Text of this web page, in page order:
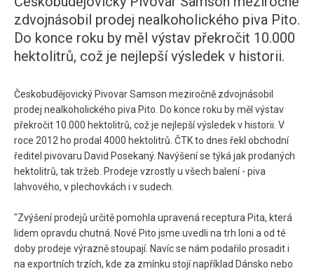
zdvojnásobil prodej nealkoholického piva Pito.
Do konce roku by měl výstav překročit 10.000
hektolitrů, což je nejlepší výsledek v historii.
Českobudějovický Pivovar Samson meziročně zdvojnásobil
prodej nealkoholického piva Pito. Do konce roku by měl výstav
překročit 10.000 hektolitrů, což je nejlepší výsledek v historii. V
roce 2012 ho prodal 4000 hektolitrů. ČTK to dnes řekl obchodní
ředitel pivovaru David Posekaný. Navýšení se týká jak prodaných
hektolitrů, tak tržeb. Prodeje vzrostly u všech balení - piva
lahvového, v plechovkách i v sudech.
"Zvýšení prodejů určitě pomohla upravená receptura Pita, která
lidem opravdu chutná. Nové Pito jsme uvedli na trh loni a od té
doby prodeje výrazně stoupají. Navíc se nám podařilo prosadit i
na exportních trzích, kde za zmínku stojí například Dánsko nebo